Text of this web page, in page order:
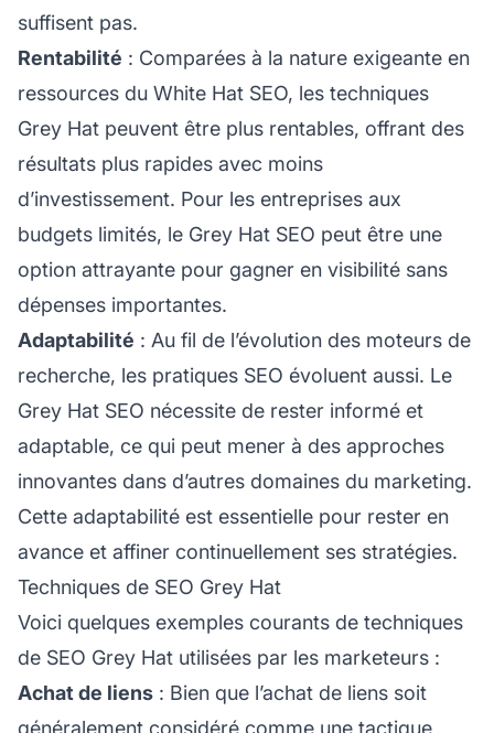
suffisent pas.
Rentabilité : Comparées à la nature exigeante en
ressources du White Hat SEO, les techniques
Grey Hat peuvent être plus rentables, offrant des
résultats plus rapides avec moins
d’investissement. Pour les entreprises aux
budgets limités, le Grey Hat SEO peut être une
option attrayante pour gagner en visibilité sans
dépenses importantes.
Adaptabilité : Au fil de l’évolution des moteurs de
recherche, les pratiques SEO évoluent aussi. Le
Grey Hat SEO nécessite de rester informé et
adaptable, ce qui peut mener à des approches
innovantes dans d’autres domaines du marketing.
Cette adaptabilité est essentielle pour rester en
avance et affiner continuellement ses stratégies.
Techniques de SEO Grey Hat
Voici quelques exemples courants de techniques
de SEO Grey Hat utilisées par les marketeurs :
Achat de liens : Bien que l’achat de liens soit
généralement considéré comme une tactique